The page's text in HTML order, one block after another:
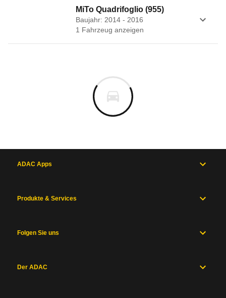
MiTo Quadrifoglio (955)
Baujahr: 2014 - 2016
1 Fahrzeug anzeigen
ADAC Apps
Produkte & Services
Folgen Sie uns
Der ADAC